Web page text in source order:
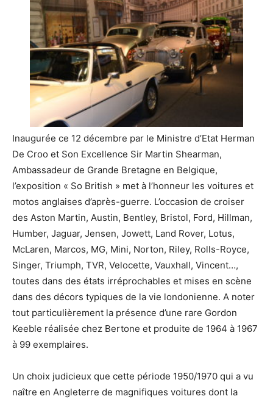
Inaugurée ce 12 décembre par le Ministre d’Etat Herman
De Croo et Son Excellence Sir Martin Shearman,
Ambassadeur de Grande Bretagne en Belgique,
l’exposition « So British » met à l’honneur les voitures et
motos anglaises d’après-guerre. L’occasion de croiser
des Aston Martin, Austin, Bentley, Bristol, Ford, Hillman,
Humber, Jaguar, Jensen, Jowett, Land Rover, Lotus,
McLaren, Marcos, MG, Mini, Norton, Riley, Rolls-Royce,
Singer, Triumph, TVR, Velocette, Vauxhall, Vincent…,
toutes dans des états irréprochables et mises en scène
dans des décors typiques de la vie londonienne. A noter
tout particulièrement la présence d’une rare Gordon
Keeble réalisée chez Bertone et produite de 1964 à 1967
à 99 exemplaires.
Un choix judicieux que cette période 1950/1970 qui a vu
naître en Angleterre de magnifiques voitures dont la